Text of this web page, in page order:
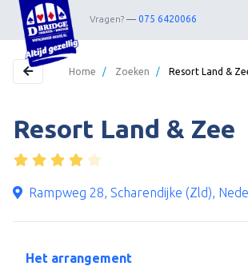
Vragen? 075 6420066
Home
Bestemmingen
Webshop
Nieuwsbrief
Home / Zoeken / Resort Land &
Resort Land & Zee
Rampweg 28, Scharendijke (Zld),
Het arrangement